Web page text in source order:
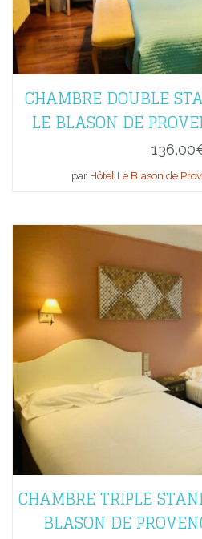
CHAMBRE DOUBLE
LE BLASON DE
136,00
par Hôtel Le Blason de
CHAMBRE TRIPLE
BLASON DE